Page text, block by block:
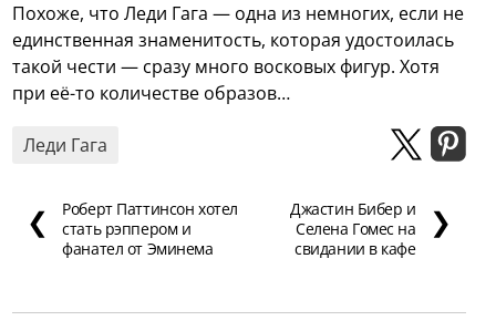
Похоже, что Леди Гага — одна из немногих, если не
единственная знаменитость, которая удостоилась
такой чести — сразу много восковых фигур. Хотя
при её-то количестве образов…
Леди Гага
❮
Роберт Паттинсон хотел
стать рэппером и
фанател от Эминема
Джастин Бибер и
Селена Гомес на
свидании в кафе
❯